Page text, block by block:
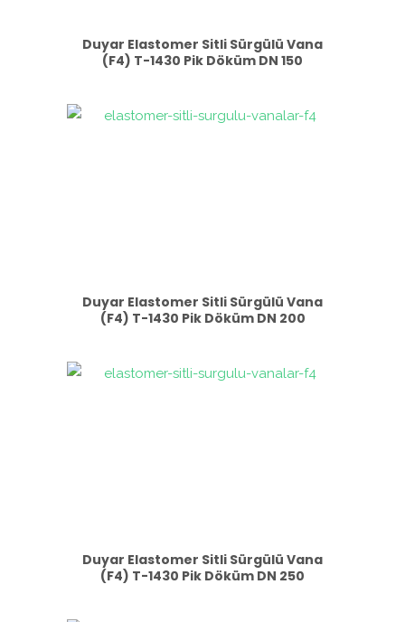
Duyar Elastomer Sitli Sürgülü Vana
(F4) T-1430 Pik Döküm DN 150
Duyar Elastomer Sitli Sürgülü Vana
(F4) T-1430 Pik Döküm DN 200
Duyar Elastomer Sitli Sürgülü Vana
(F4) T-1430 Pik Döküm DN 250